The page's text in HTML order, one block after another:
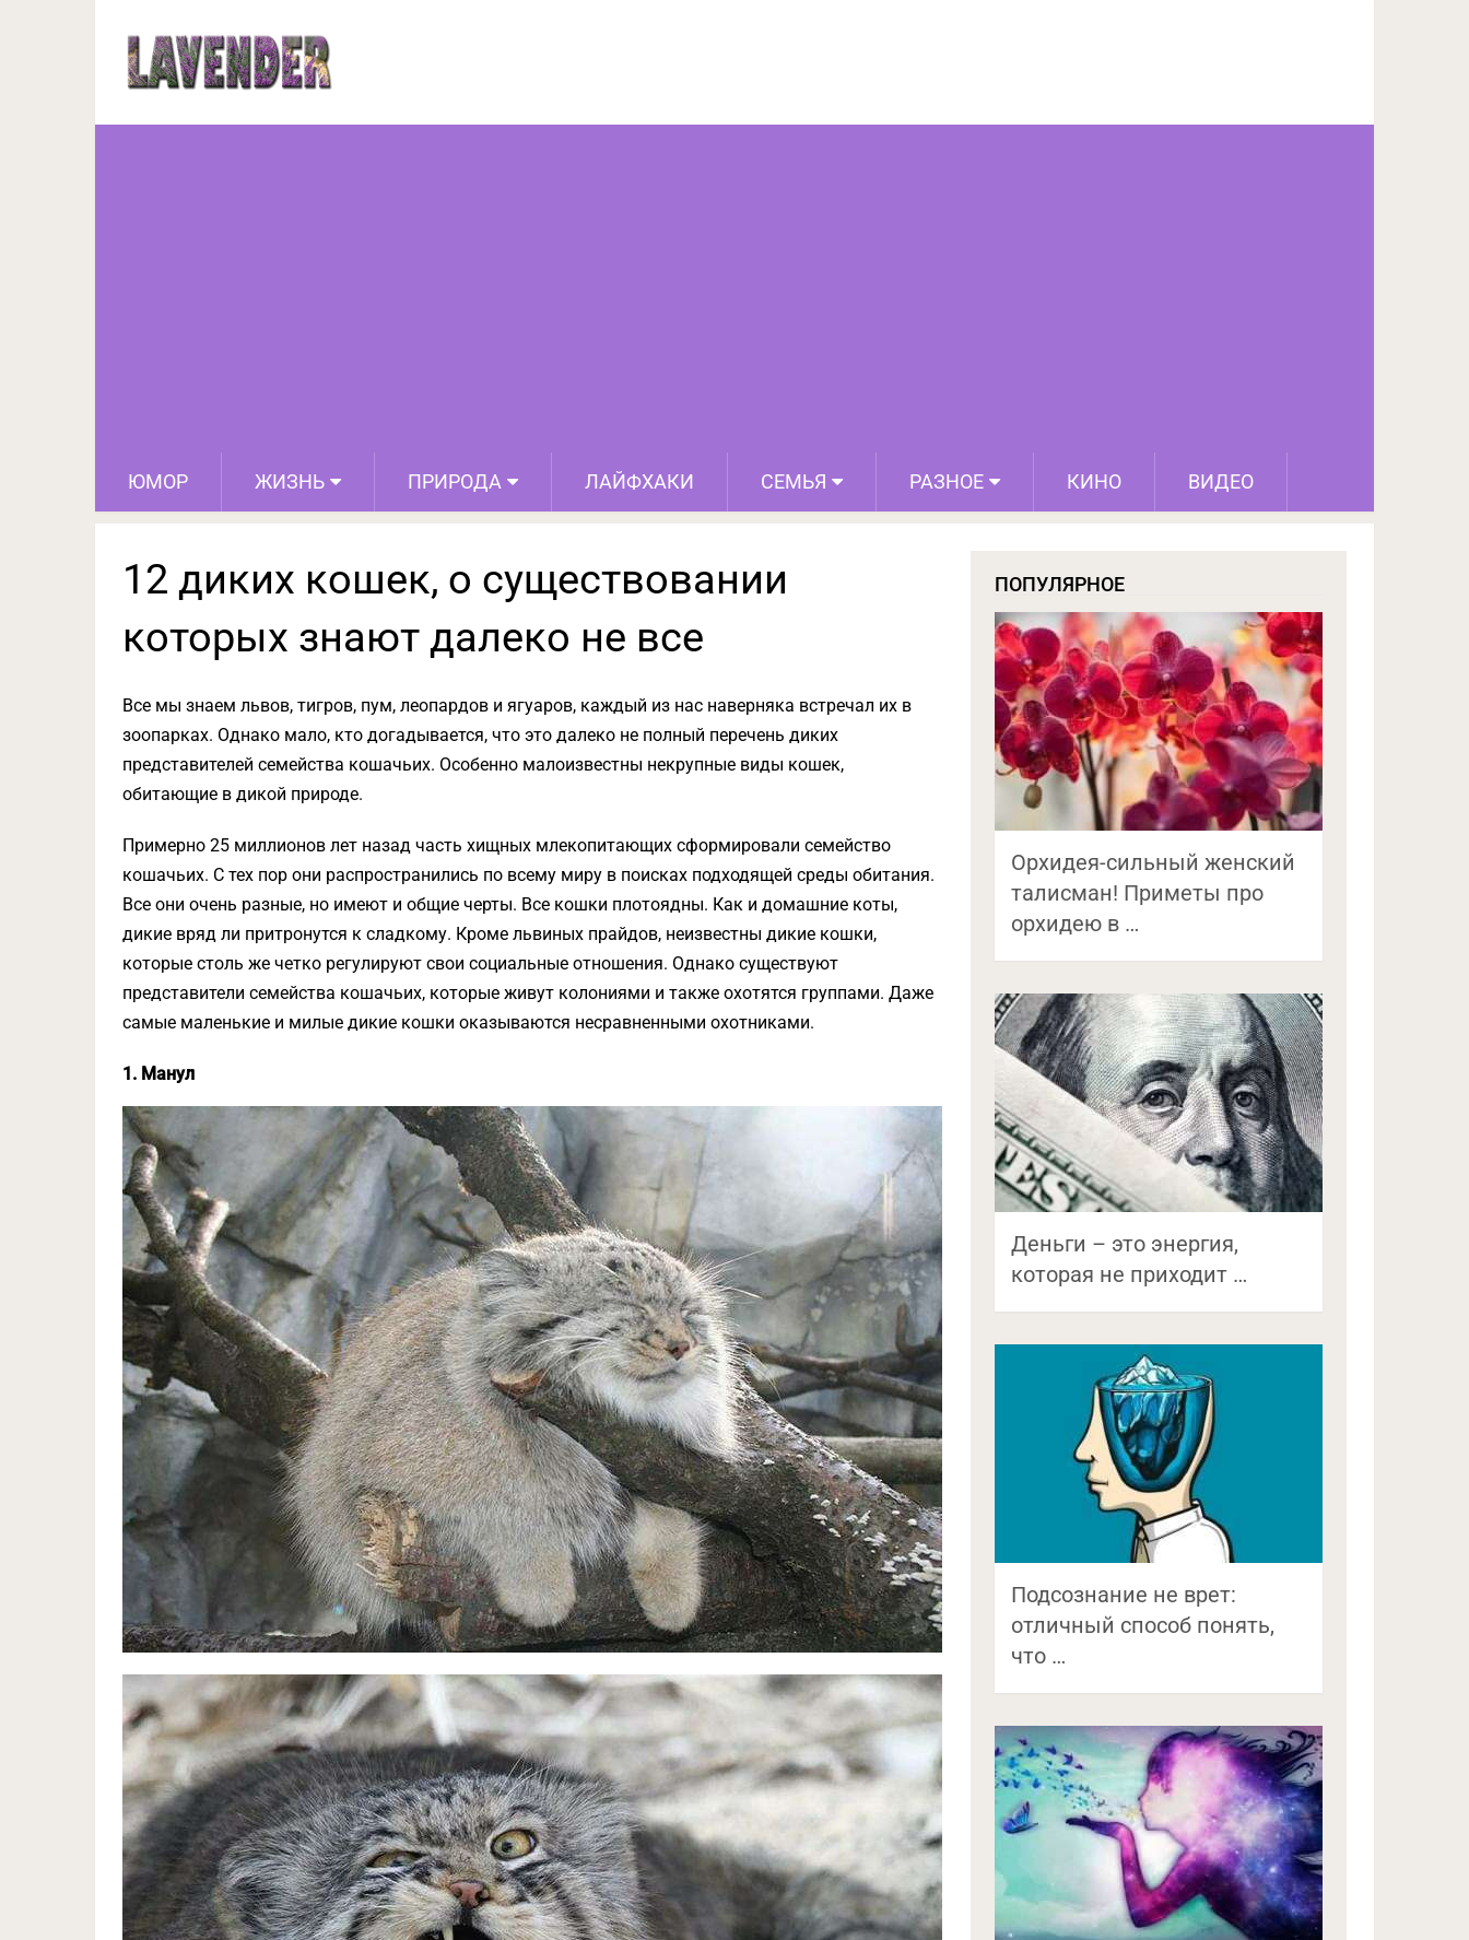
ЮМОР ЖИЗНЬ ПРИРОДА ЛАЙФХАКИ СЕМЬЯ РАЗНОЕ КИНО ВИДЕО
12 диких кошек, о существовании которых знают далеко не
12 диких кошек, о существовании
которых знают далеко не все
Все мы знаем львов, тигров, пум, леопардов и ягуаров, каждый из нас наверняка встречал их в
зоопарках. Однако мало, кто догадывается, что это далеко не полный перечень диких
представителей семейства кошачьих. Особенно малоизвестны некрупные виды кошек,
обитающие в дикой природе.
Примерно 25 миллионов лет назад часть хищных млекопитающих сформировали семейство
кошачьих. С тех пор они распространились по всему миру в поисках подходящей среды обитания.
Все они очень разные, но имеют и общие черты. Все кошки плотоядны. Как и домашние коты,
дикие вряд ли притронутся к сладкому. Кроме львиных прайдов, неизвестны дикие кошки,
которые столь же четко регулируют свои социальные отношения. Однако существуют
представители семейства кошачьих, которые живут колониями и также охотятся группами. Даже
самые маленькие и милые дикие кошки оказываются несравненными охотниками.
1. Манул
ПОПУЛЯРНОЕ
Орхидея-сильный женский
талисман! Приметы про
орхидею в …
Деньги – это энергия,
которая не приходит …
Подсознание не врет:
отличный способ понять,
что …